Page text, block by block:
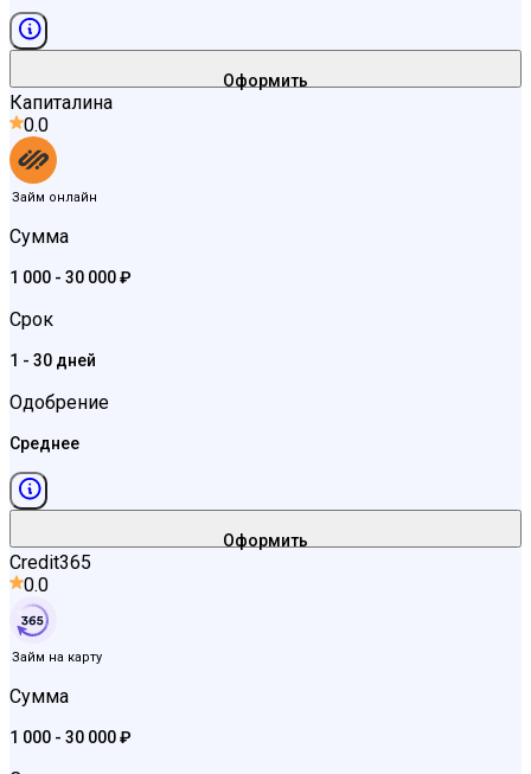
Оформить
Капиталина
0.0
Займ онлайн
Сумма
1 000 - 30 000 ₽
Срок
1 - 30 дней
Одобрение
Среднее
Оформить
Credit365
0.0
Займ на карту
Сумма
1 000 - 30 000 ₽